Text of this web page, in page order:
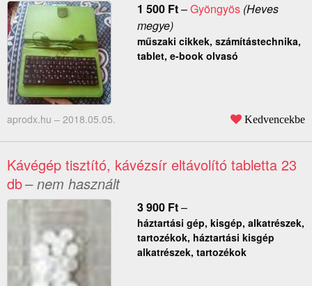
1 500 Ft–Gyöngyös(Heves
megye)
műszaki cikkek, számítástechnika,
tablet, e-book olvasó
aprodx.hu – 2018.05.05. Kedvencekbe
Kávégép tisztító, kávézsír eltávolító tabletta 23
db– nem használt
3 900 Ft–
háztartási gép, kisgép, alkatrészek,
tartozékok, háztartási kisgép
alkatrészek, tartozékok